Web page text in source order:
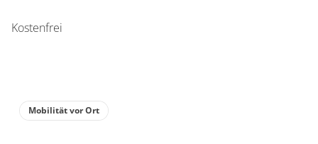
Kostenfrei
Mobilität vor Ort